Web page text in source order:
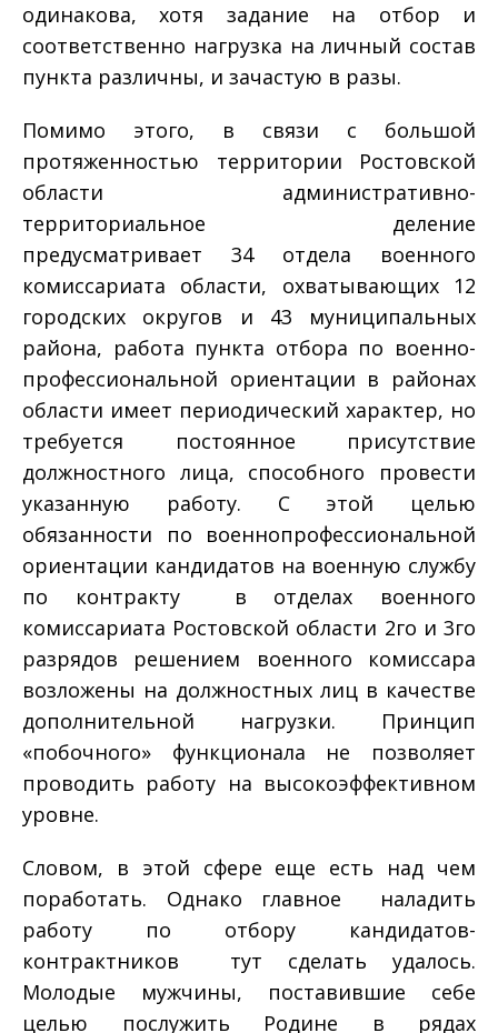
одинакова, хотя задание на отбор и
соответственно нагрузка на личный состав
пункта различны, и зачастую в разы.
Помимо этого, в связи с большой
протяженностью территории Ростовской
области административно­
территориальное деление
предусматривает 34 отдела военного
комиссариата области, охватывающих 12
городских округов и 43 муниципальных
района, работа пункта отбора по военно­
профессиональной ориентации в районах
области имеет периодический характер, но
требуется постоянное присутствие
должностного лица, способного провести
указанную работу. С этой целью
обязанности по военно­профессиональной
ориентации кандидатов на военную службу
по контракту в отделах военного
комиссариата Ростовской области 2­го и 3­го
разрядов решением военного комиссара
возложены на должностных лиц в качестве
дополнительной нагрузки. Принцип
«побочного» функционала не позволяет
проводить работу на высокоэффективном
уровне.
Словом, в этой сфере еще есть над чем
поработать. Однако главное ­ наладить
работу по отбору кандидатов­
контрактников ­ тут сделать удалось.
Молодые мужчины, поставившие себе
целью послужить Родине в рядах